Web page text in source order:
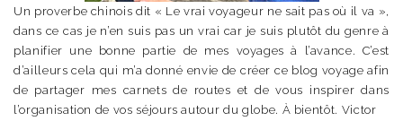
Un proverbe chinois dit « Le vrai voyageur ne sait pas où il va »,
dans ce cas je n’en suis pas un vrai car je suis plutôt du genre à
planifier une bonne partie de mes voyages à l’avance. C’est
d’ailleurs cela qui m’a donné envie de créer ce blog voyage afin
de partager mes carnets de routes et de vous inspirer dans
l’organisation de vos séjours autour du globe. À bientôt. Victor